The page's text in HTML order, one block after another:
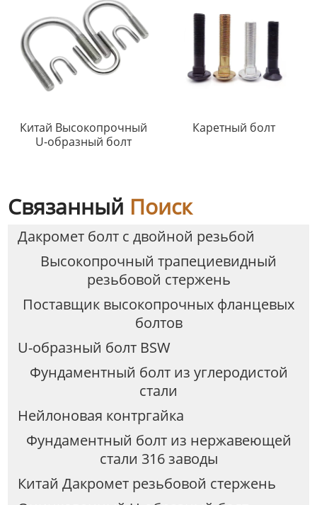
Китай Высокопрочный
U-образный болт
Каретный болт
Связанный Поиск
Дакромет болт с двойной резьбой
Высокопрочный трапециевидный
резьбовой стержень
Поставщик высокопрочных фланцевых
болтов
U-образный болт BSW
Фундаментный болт из углеродистой
стали
Нейлоновая контргайка
Фундаментный болт из нержавеющей
стали 316 заводы
Китай Дакромет резьбовой стержень